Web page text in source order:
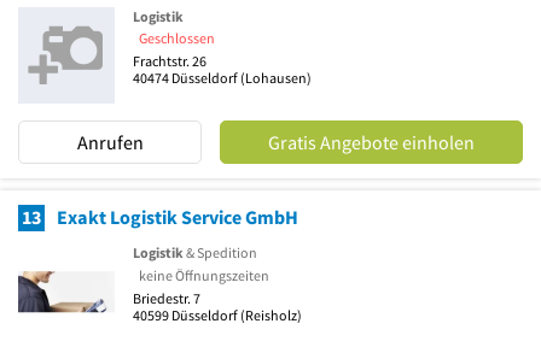
Logistik
Geschlossen
Frachtstr. 26
40474 Düsseldorf (Lohausen)
Anrufen Gratis Angebote einholen
13 Exakt Logistik Service GmbH
Logistik& Spedition
keine Öffnungszeiten
Briedestr. 7
40599 Düsseldorf (Reisholz)